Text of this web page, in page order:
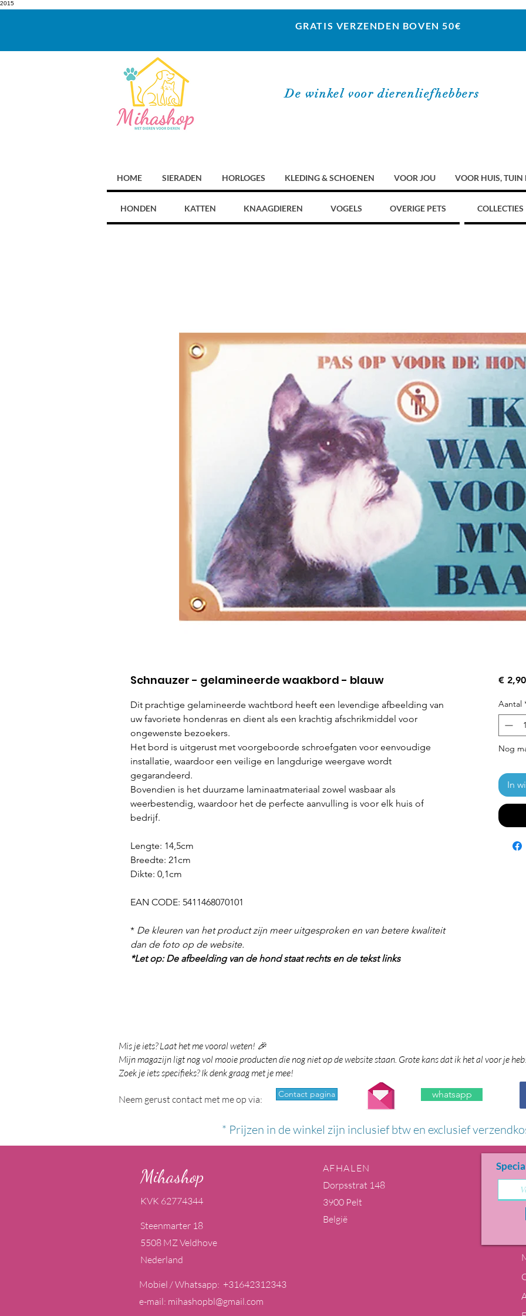
2015
GRATIS VERZENDEN BOVEN 50€
De winkel voor dierenliefhebbers
HOME SIERADEN HORLOGES KLEDING & SCHOENEN VOOR JOU VOOR HUIS, TUIN
HONDEN KATTEN KNAAGDIEREN VOGELS OVERIGE PETS COLLECTIES
Schnauzer - gelamineerde waakbord - blauw
Dit prachtige gelamineerde wachtbord heeft een levendige afbeelding van
uw favoriete hondenras en dient als een krachtig afschrikmiddel voor
ongewenste bezoekers.
Het bord is uitgerust met voorgeboorde schroefgaten voor eenvoudige
installatie, waardoor een veilige en langdurige weergave wordt
gegarandeerd.
Bovendien is het duurzame laminaatmateriaal zowel wasbaar als
weerbestendig, waardoor het de perfecte aanvulling is voor elk huis of
bedrijf.
Lengte: 14,5cm
Breedte: 21cm
Dikte: 0,1cm
EAN CODE: 5411468070101
* De kleuren van het product zijn meer uitgesproken en van betere kwaliteit
dan de foto op de website.
*Let op: De afbeelding van de hond staat rechts en de tekst links
€ 2,90
Aantal
Nog
In
Mis je iets? Laat het me vooral weten! 🎉
Mijn magazijn ligt nog vol mooie producten die nog niet op de website staan. Grote kans dat ik het al voor je
Zoek je iets specifieks? Ik denk graag met je mee!
Neem gerust contact met me op via: Contact pagina whatsapp
* Prijzen in de winkel zijn inclusief btw en exclusief
Mihashop
KVK 62774344
Steenmarter 18
5508 MZ Veldhove
Nederland
Mobiel / Whatsapp: +31642312343
e-mail: mihashopbl@gmail.com
AFHALEN
Dorpsstrat 148
3900 Pelt
België